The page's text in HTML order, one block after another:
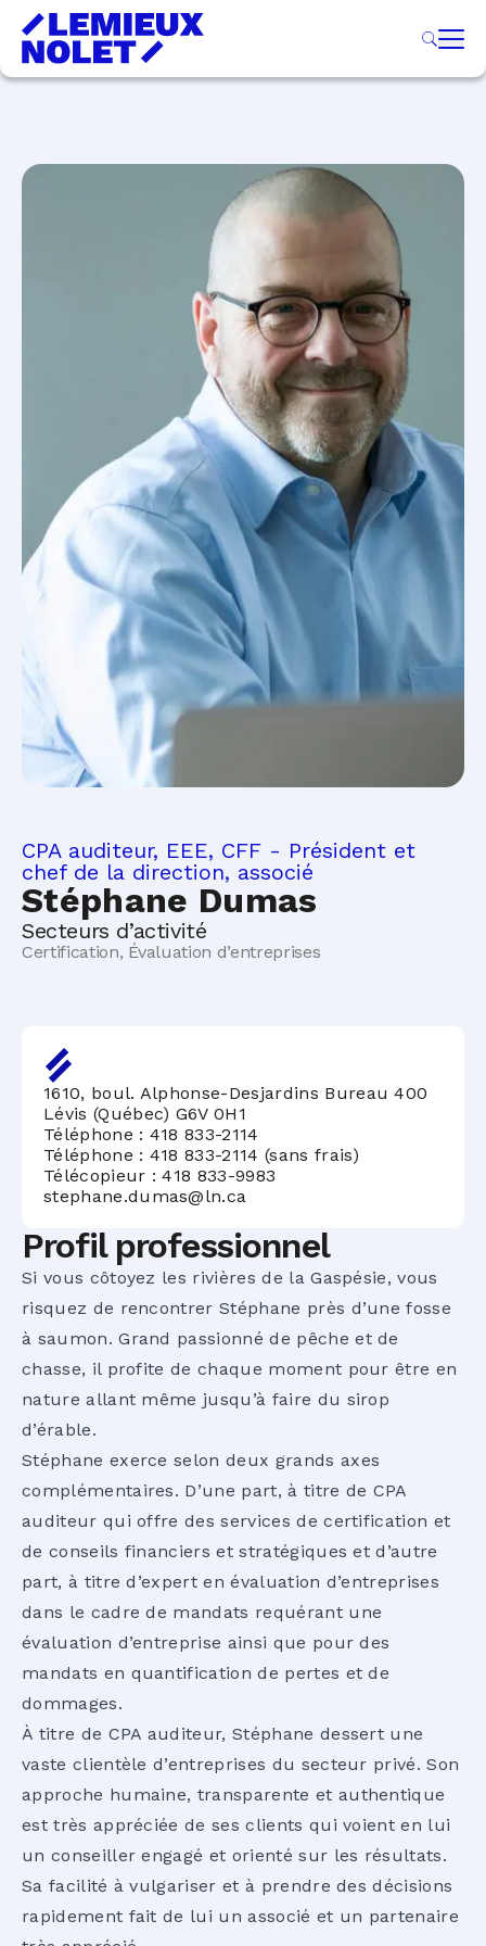
CPA auditeur, EEE, CFF - Président et
chef de la direction, associé
Stéphane Dumas
Secteurs d’activité
Certification, Évaluation d’entreprises
Profil professionnel
Si vous côtoyez les rivières de la Gaspésie, vous
risquez de rencontrer Stéphane près d’une fosse
à saumon. Grand passionné de pêche et de
chasse, il profite de chaque moment pour être en
nature allant même jusqu’à faire du sirop
d’érable.
Stéphane exerce selon deux grands axes
complémentaires. D’une part, à titre de CPA
auditeur qui offre des services de certification et
de conseils financiers et stratégiques et d’autre
part, à titre d’expert en évaluation d’entreprises
dans le cadre de mandats requérant une
évaluation d’entreprise ainsi que pour des
mandats en quantification de pertes et de
dommages.
À titre de CPA auditeur, Stéphane dessert une
vaste clientèle d’entreprises du secteur privé. Son
approche humaine, transparente et authentique
est très appréciée de ses clients qui voient en lui
un conseiller engagé et orienté sur les résultats.
Sa facilité à vulgariser et à prendre des décisions
rapidement fait de lui un associé et un partenaire
1610, boul. Alphonse-Desjardins Bureau 400
Lévis (Québec) G6V 0H1
Téléphone : 418 833-2114
Téléphone : 418 833-2114 (sans frais)
Télécopieur : 418 833-9983
stephane.dumas@ln.ca